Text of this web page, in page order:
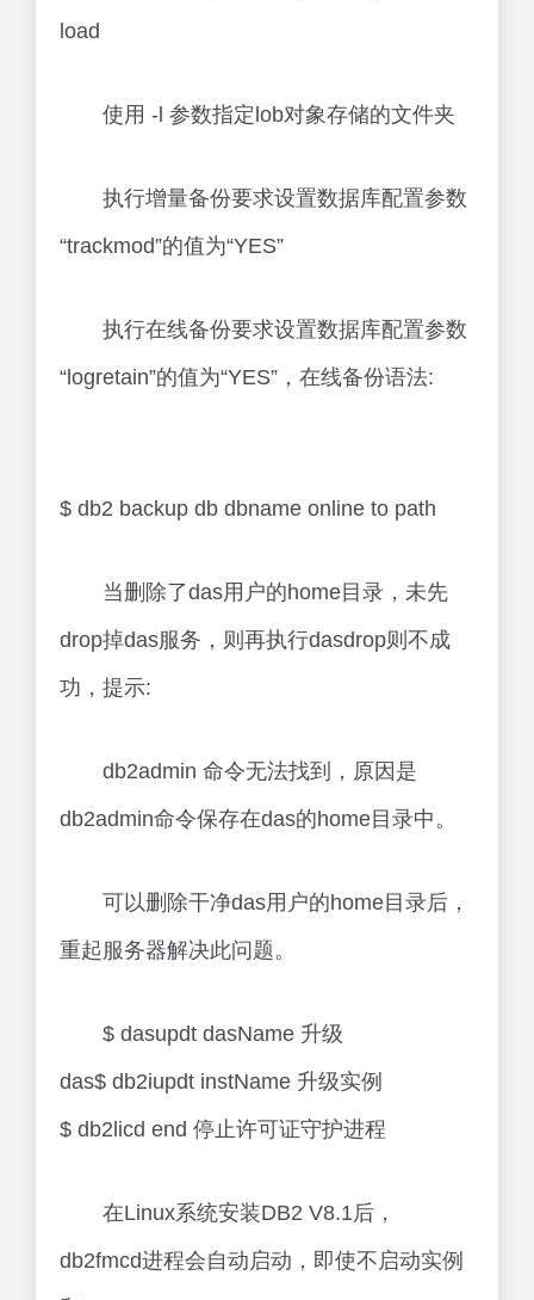
load
使用 -l 参数指定lob对象存储的文件夹
执行增量备份要求设置数据库配置参数
“trackmod”的值为“YES”
执行在线备份要求设置数据库配置参数
“logretain”的值为“YES”，在线备份语法:
$ db2 backup db dbname online to path
当删除了das用户的home目录，未先
drop掉das服务，则再执行dasdrop则不成
功，提示:
db2admin 命令无法找到，原因是
db2admin命令保存在das的home目录中。
可以删除干净das用户的home目录后，
重起服务器解决此问题。
$ dasupdt dasName 升级
das$ db2iupdt instName 升级实例
$ db2licd end 停止许可证守护进程
在Linux系统安装DB2 V8.1后，
db2fmcd进程会自动启动，即使不启动实例